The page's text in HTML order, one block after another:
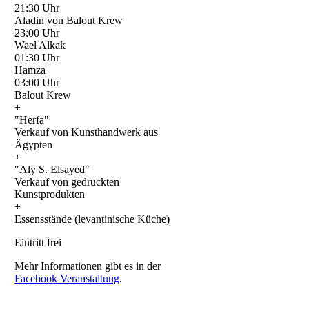
21:30 Uhr
Aladin von Balout Krew
23:00 Uhr
Wael Alkak
01:30 Uhr
Hamza
03:00 Uhr
Balout Krew
+
"Herfa"
Verkauf von Kunsthandwerk aus
Ägypten
+
"Aly S. Elsayed"
Verkauf von gedruckten
Kunstprodukten
+
Essensstände (levantinische Küche)
Eintritt frei
Mehr Informationen gibt es in der
Facebook Veranstaltung.